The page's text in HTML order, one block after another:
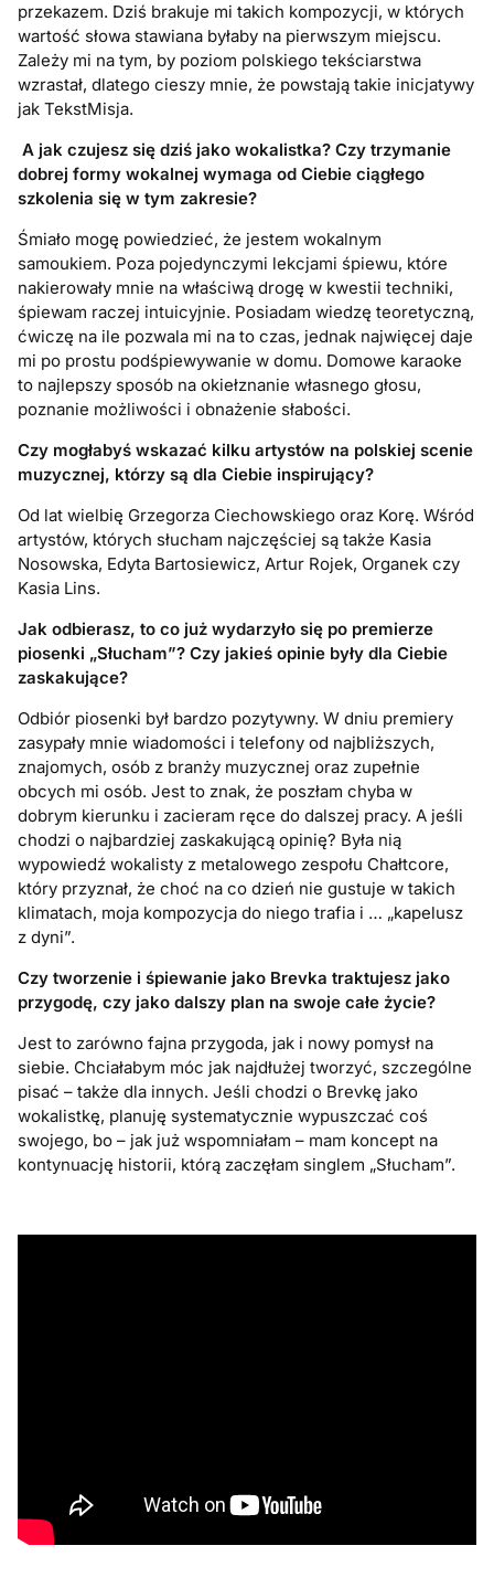
przekazem. Dziś brakuje mi takich kompozycji, w których
wartość słowa stawiana byłaby na pierwszym miejscu.
Zależy mi na tym, by poziom polskiego tekściarstwa
wzrastał, dlatego cieszy mnie, że powstają takie inicjatywy
jak TekstMisja.
A jak czujesz się dziś jako wokalistka? Czy trzymanie
dobrej formy wokalnej wymaga od Ciebie ciągłego
szkolenia się w tym zakresie?
Śmiało mogę powiedzieć, że jestem wokalnym
samoukiem. Poza pojedynczymi lekcjami śpiewu, które
nakierowały mnie na właściwą drogę w kwestii techniki,
śpiewam raczej intuicyjnie. Posiadam wiedzę teoretyczną,
ćwiczę na ile pozwala mi na to czas, jednak najwięcej daje
mi po prostu podśpiewywanie w domu. Domowe karaoke
to najlepszy sposób na okiełznanie własnego głosu,
poznanie możliwości i obnażenie słabości.
Czy mogłabyś wskazać kilku artystów na polskiej scenie
muzycznej, którzy są dla Ciebie inspirujący?
Od lat wielbię Grzegorza Ciechowskiego oraz Korę. Wśród
artystów, których słucham najczęściej są także Kasia
Nosowska, Edyta Bartosiewicz, Artur Rojek, Organek czy
Kasia Lins.
Jak odbierasz, to co już wydarzyło się po premierze
piosenki „Słucham”? Czy jakieś opinie były dla Ciebie
zaskakujące?
Odbiór piosenki był bardzo pozytywny. W dniu premiery
zasypały mnie wiadomości i telefony od najbliższych,
znajomych, osób z branży muzycznej oraz zupełnie
obcych mi osób. Jest to znak, że poszłam chyba w
dobrym kierunku i zacieram ręce do dalszej pracy. A jeśli
chodzi o najbardziej zaskakującą opinię? Była nią
wypowiedź wokalisty z metalowego zespołu Chałtcore,
który przyznał, że choć na co dzień nie gustuje w takich
klimatach, moja kompozycja do niego trafia i … „kapelusz
z dyni”.
Czy tworzenie i śpiewanie jako Brevka traktujesz jako
przygodę, czy jako dalszy plan na swoje całe życie?
Jest to zarówno fajna przygoda, jak i nowy pomysł na
siebie. Chciałabym móc jak najdłużej tworzyć, szczególne
pisać – także dla innych. Jeśli chodzi o Brevkę jako
wokalistkę, planuję systematycznie wypuszczać coś
swojego, bo – jak już wspomniałam – mam koncept na
kontynuację historii, którą zaczęłam singlem „Słucham”.